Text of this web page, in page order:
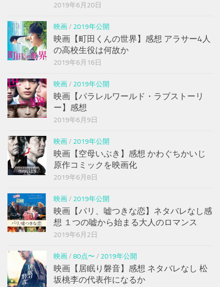
2019年6月20日
映画/ 2019年公開
映画【町田くんの世界】感想 アラサー4人
の高校生役は何故か
2019年6月16日
映画/ 2019年公開
映画【パラレルワールド・ラブストーリ
ー】感想
2019年6月9日
映画/ 2019年公開
映画【空母いぶき】感想 かわぐちかいじ
原作コミックを映画化
2019年6月8日
映画/ 2019年公開
映画【パリ、嘘つきな恋】ネタバレなし感
想 １つの嘘から始まる大人のロマンス
2019年6月2日
映画/ 80点〜 / 2019年公開
映画【居眠り磐音】感想 ネタバレなし 松
坂桃李の代表作になるか